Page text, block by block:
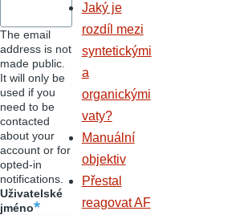
The email
address is not
made public.
It will only be
used if you
need to be
contacted
about your
account or for
opted-in
notifications.
Uživatelské
jméno
Jaký je
rozdíl mezi
syntetickými
a
organickými
vaty?
Manuální
objektiv
Přestal
reagovat AF